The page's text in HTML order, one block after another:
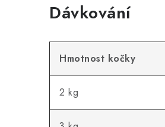
Dávkování
Hmotnost kočky
2 kg